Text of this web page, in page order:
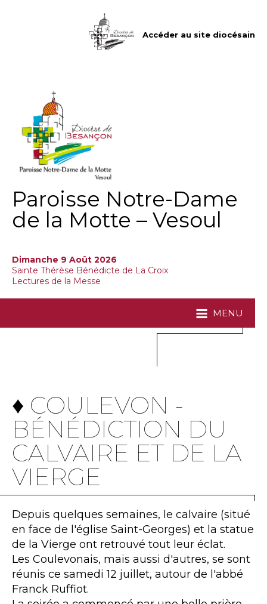
Accéder au site diocésain
Paroisse Notre-Dame
de la Motte – Vesoul
Dimanche 9 Août 2026
Sainte Thérèse Bénédicte de La Croix
Lectures de la Messe
MENU
♦ COULEVON -
BÉNÉDICTION DU
CALVAIRE ET DE LA
VIERGE
Depuis quelques semaines, le calvaire (situé
en face de l'église Saint-Georges) et la statue
de la Vierge ont retrouvé tout leur éclat.
Les Coulevonais, mais aussi d'autres, se sont
réunis ce samedi 12 juillet, autour de l'abbé
Franck Ruffiot.